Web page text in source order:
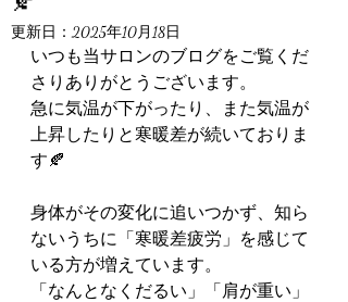
更新日： 2025年10月18日
いつも当サロンのブログをご覧くだ
さりありがとうございます。
急に気温が下がったり、また気温が
上昇したりと寒暖差が続いておりま
す🍂
身体がその変化に追いつかず、知ら
ないうちに「寒暖差疲労」を感じて
いる方が増えています。
「なんとなくだるい」「肩が重い」